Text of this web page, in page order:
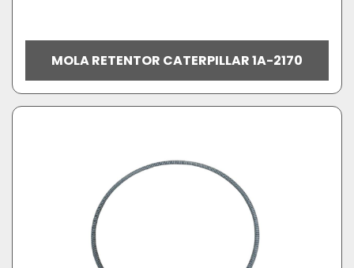
MOLA RETENTOR CATERPILLAR 1A-2170